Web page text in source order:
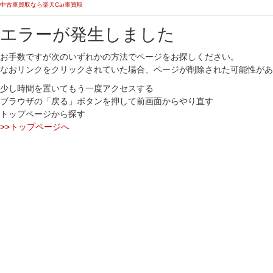
中古車買取なら楽天Car車買取
エラーが発生しました
お手数ですが次のいずれかの方法でページをお探しください。
なおリンクをクリックされていた場合、ページが削除された可能性が
少し時間を置いてもう一度アクセスする
ブラウザの「戻る」ボタンを押して前画面からやり直す
トップページから探す
>>トップページへ